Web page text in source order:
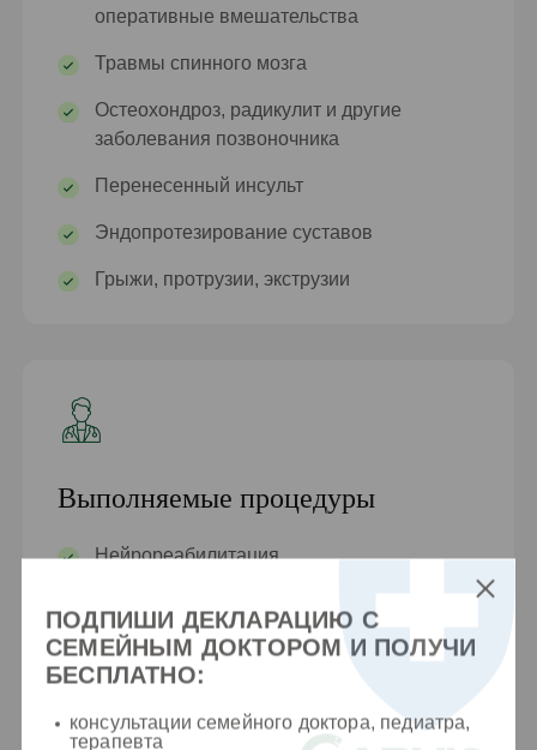
оперативные вмешательства
Травмы спинного мозга
Остеохондроз, радикулит и другие
заболевания позвоночника
Перенесенный инсульт
Эндопротезирование суставов
Грыжи, протрузии, экструзии
Выполняемые процедуры
Нейрореабилитация
Скелетно-мышечная реабилитация
ПОДПИШИ ДЕКЛАРАЦИЮ С
СЕМЕЙНЫМ ДОКТОРОМ И ПОЛУЧИ
БЕСПЛАТНО:
консультации семейного доктора, педиатра,
терапевта